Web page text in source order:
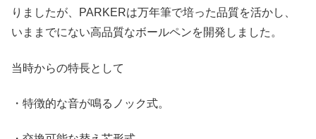
りましたが、PARKERは万年筆で培った品質を活かし、
いままでにない高品質なボールペンを開発しました。
当時からの特長として
・特徴的な音が鳴るノック式。